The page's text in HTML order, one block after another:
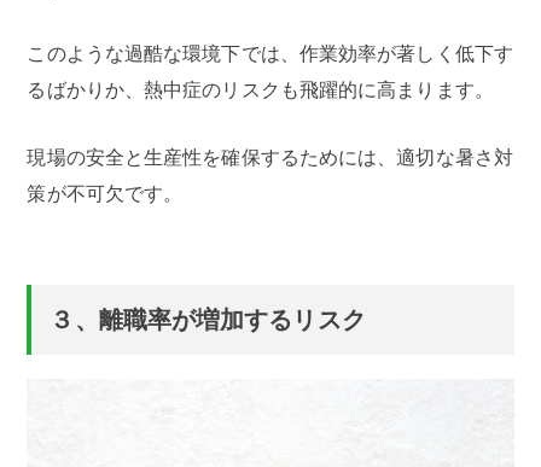
このような過酷な環境下では、作業効率が著しく低下す
るばかりか、熱中症のリスクも飛躍的に高まります。
現場の安全と生産性を確保するためには、適切な暑さ対
策が不可欠です。
３、離職率が増加するリスク